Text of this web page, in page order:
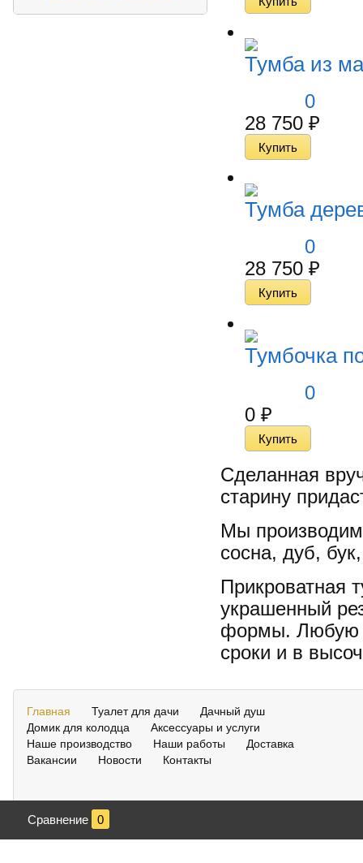
Тумба из
0
28 750 ₽
Тумба
0
28 750 ₽
Тумбочка
0
0 ₽
Сделанная
старину
Мы
сосна, дуб,
Прикроватная
украшенный
формы. Любую
сроки и в
Главная Туалет для дачи
Дачный душ
Домик для колодца
Аксессуары и услуги
Наше производство
Наши работы
Доставка
Вакансии
Новости Контакты
Сравнение 0